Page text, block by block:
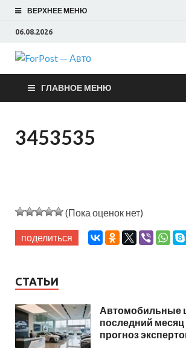
ВЕРХНЕЕ МЕНЮ
06.08.2026
Авто
ГЛАВНОЕ МЕНЮ
3453535
(Пока оценок нет)
поделиться
СТАТЬИ
Автомобильные
последний
прогноз